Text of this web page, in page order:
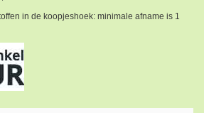
in de koopjeshoek: minimale afname is 1